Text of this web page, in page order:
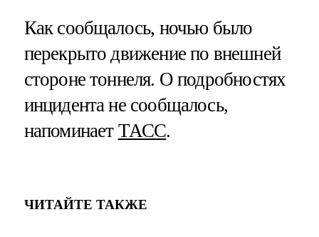
Как сообщалось, ночью было
перекрыто движение по внешней
стороне тоннеля. О подробностях
инцидента не сообщалось,
напоминает ТАСС.
ЧИТАЙТЕ ТАКЖЕ